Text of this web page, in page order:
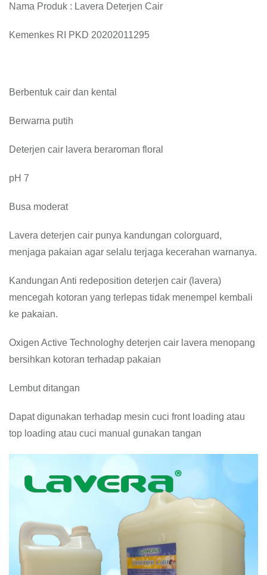
Nama Produk : Lavera Deterjen Cair
Kemenkes RI PKD 20202011295
Berbentuk cair dan kental
Berwarna putih
Deterjen cair lavera beraroman floral
pH 7
Busa moderat
Lavera deterjen cair punya kandungan colorguard,
menjaga pakaian agar selalu terjaga kecerahan warnanya.
Kandungan Anti redeposition deterjen cair (lavera)
mencegah kotoran yang terlepas tidak menempel kembali
ke pakaian.
Oxigen Active Technologhy deterjen cair lavera menopang
bersihkan kotoran terhadap pakaian
Lembut ditangan
Dapat digunakan terhadap mesin cuci front loading atau
top loading atau cuci manual gunakan tangan